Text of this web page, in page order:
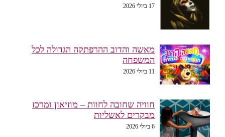
מאשה והדוב ההרפתקה הגדולה לכל
המשפחה
11 ביולי 2026
חוויה שחובה לחוות – מוזיאון ומרכז
מבקרים לאשליות
6 ביולי 2026